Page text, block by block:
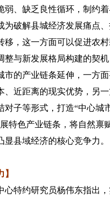
、缺乏良性循环，制约
破解县城经济发展痛点
，这一方面可以促进农
与新发展格局构建的契
的产业链条延伸，一方
近距离的现实优势，另
子等形式，打造“中心城
特色产业链条，将自然禀
县域经济的核心竞争力。
特约研究员杨伟东指出，